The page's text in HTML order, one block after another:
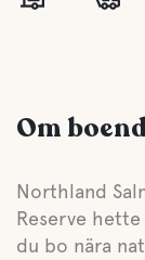
Om
Northland
Reserve
du bo nära